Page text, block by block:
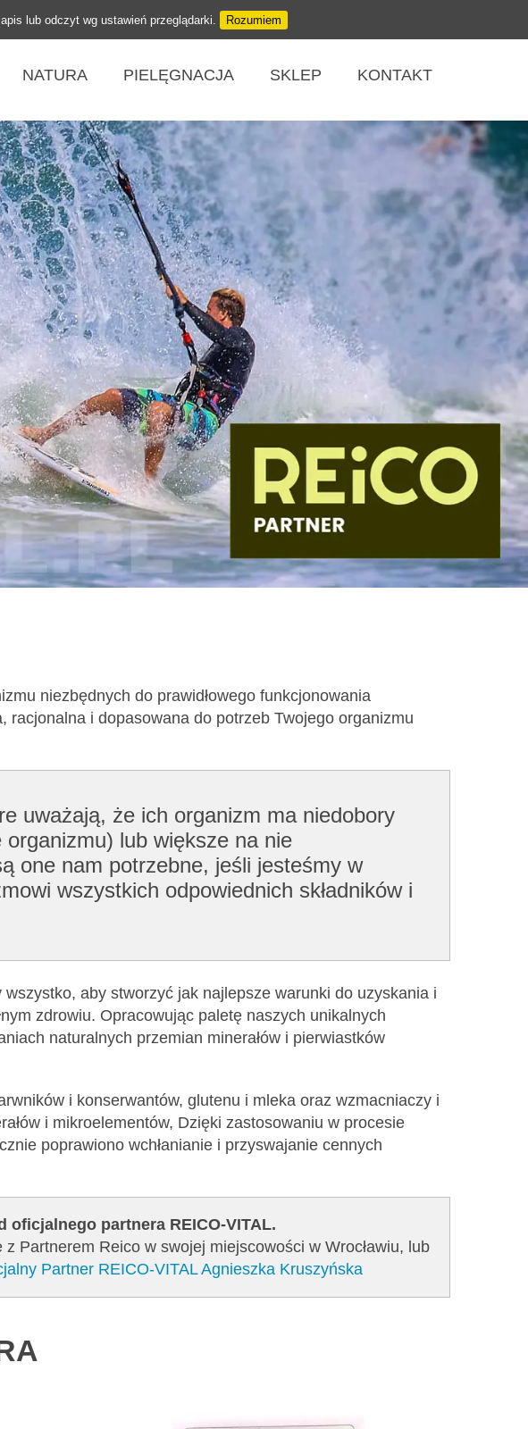
lub odczyt wg ustawień przeglądarki. Rozumiem
NATURA PIELĘGNACJA SKLEP KONTAKT
niezbędnych do prawidłowego funkcjonowania
i dopasowana do potrzeb Twojego organizmu
uważają, że ich organizm ma niedobory
organizmu) lub większe na nie
one nam potrzebne, jeśli jesteśmy w
wszystkich odpowiednich składników i
aby stworzyć jak najlepsze warunki do uzyskania i
zdrowiu. Opracowując paletę naszych unikalnych
naturalnych przemian minerałów i pierwiastków
i konserwantów, glutenu i mleka oraz wzmacniaczy i
i mikroelementów, Dzięki zastosowaniu w procesie
poprawiono wchłanianie i przyswajanie cennych
partnera REICO-VITAL.
Partnerem Reico w swojej miejscowości w Wrocławiu, lub
Partner REICO-VITAL Agnieszka Kruszyńska